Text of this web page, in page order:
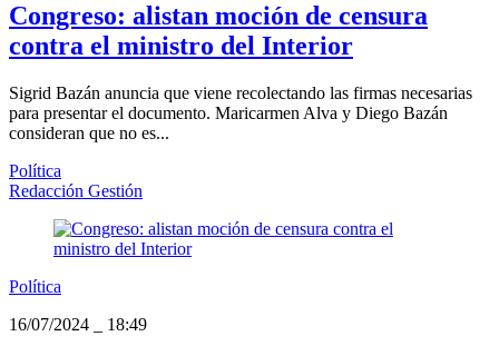
Congreso: alistan moción de censura
contra el ministro del Interior
Sigrid Bazán anuncia que viene recolectando las firmas necesarias
para presentar el documento. Maricarmen Alva y Diego Bazán
consideran que no es...
Política
Redacción Gestión
Política
16/07/2024
18:49